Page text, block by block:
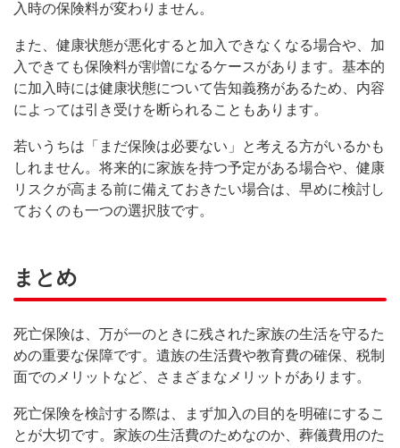
入時の保険料が変わりません。
また、健康状態が悪化すると加入できなくなる場合や、加
入できても保険料が割増になるケースがあります。基本的
に加入時には健康状態について告知義務があるため、内容
によっては引き受けを断られることもあります。
若いうちは「まだ保険は必要ない」と考える方がいるかも
しれません。将来的に家族を持つ予定がある場合や、健康
リスクが高まる前に備えておきたい場合は、早めに検討し
ておくのも一つの選択肢です。
まとめ
死亡保険は、万が一のときに残された家族の生活を守るた
めの重要な保障です。遺族の生活費や教育費の確保、税制
面でのメリットなど、さまざまなメリットがあります。
死亡保険を検討する際は、まず加入の目的を明確にするこ
とが大切です。家族の生活費のためなのか、葬儀費用のた